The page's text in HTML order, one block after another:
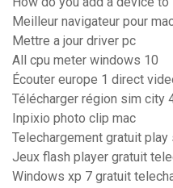
Meilleur navigateur pour
Mettre a jour driver pc
All cpu meter windows 10
Écouter europe 1 direct
Télécharger région sim city
Inpixio photo clip mac
Telechargement gratuit play
Jeux flash player gratuit
Windows xp 7 gratuit